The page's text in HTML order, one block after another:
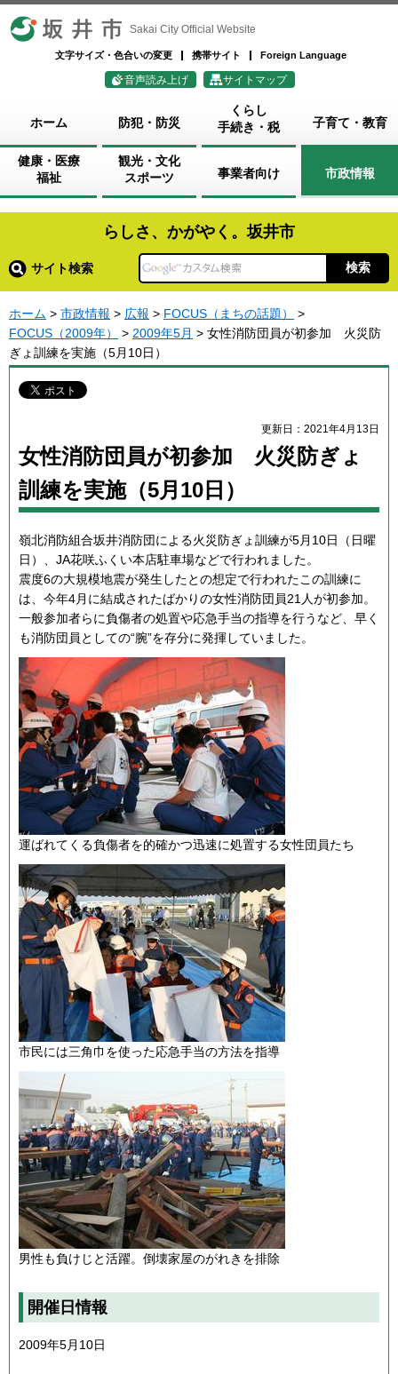
坂井市 Sakai City Official Website
文字サイズ・色合いの変更 携帯サイト Foreign Language
音声読み上げ サイトマップ
ホーム 防犯・防災
くらし
手続き・税
子育て・教育
健康・医療
福祉
観光・文化
スポーツ
事業者向け 市政情報
らしさ、かがやく。坂井市
サイト検索
ホーム > 市政情報 > 広報 > FOCUS（まちの話題）
>
FOCUS（2009年）
> 2009年5月 > 女性消防団員が初参加 火災防
ぎょ訓練を実施（5月10日）
更新日：2021年4月13日
女性消防団員が初参加 火災防ぎょ
訓練を実施（5月10日）
嶺北消防組合坂井消防団による火災防ぎょ訓練が5月10日（日曜
日）、JA花咲ふくい本店駐車場などで行われました。
震度6の大規模地震が発生したとの想定で行われたこの訓練に
は、今年4月に結成されたばかりの女性消防団員21人が初参加。
一般参加者らに負傷者の処置や応急手当の指導を行うなど、早く
も消防団員としての“腕”を存分に発揮していました。
運ばれてくる負傷者を的確かつ迅速に処置する女性団員たち
市民には三角巾を使った応急手当の方法を指導
男性も負けじと活躍。倒壊家屋のがれきを排除
開催日情報
2009年5月10日